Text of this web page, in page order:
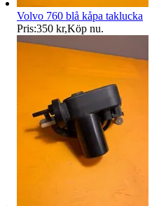
Volvo 760 blå kåpa taklucka
Pris:350 kr,Köp nu.